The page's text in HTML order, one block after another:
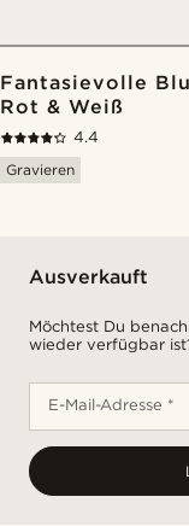
Fantasievolle
Rot & Weiß
4.4
Gravieren
Ausverkauft
Möchtest Du
wieder verfügbar
E-Mail-Adresse *